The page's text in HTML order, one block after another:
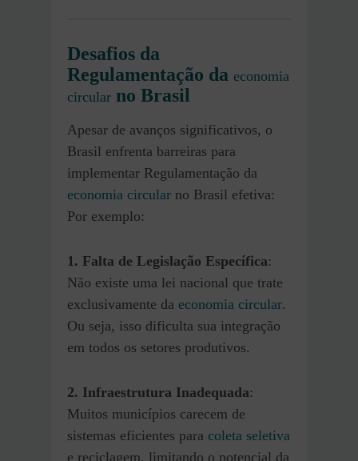
Desafios da
Regulamentação da economia
circular no Brasil
Apesar de avanços significativos, o
Brasil enfrenta barreiras para
implementar Regulamentação da
economia circular no Brasil efetiva:
Por exemplo:
1. Falta de Legislação Específica:
Não existe uma lei nacional que trate
exclusivamente da economia circular.
Ou seja, isso dificulta sua integração
em todos os setores produtivos.
2. Infraestrutura Inadequada:
Muitos municípios carecem de
sistemas eficientes para coleta seletiva
e reciclagem, limitando o potencial da